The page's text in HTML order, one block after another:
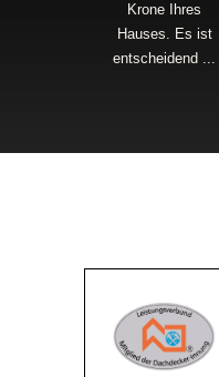
Krone Ihres
Hauses. Es ist
entscheidend ...